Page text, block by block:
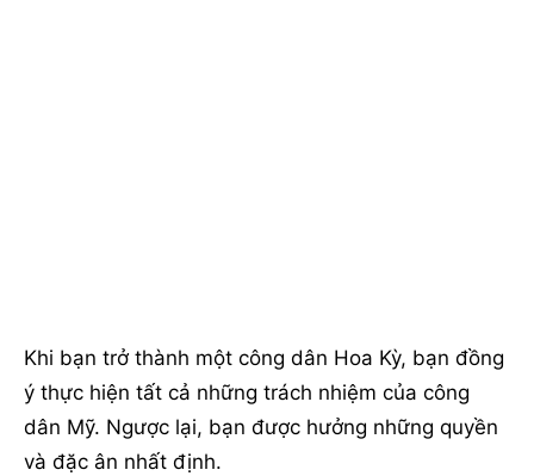
Khi bạn trở thành một công dân Hoa Kỳ, bạn đồng
ý thực hiện tất cả những trách nhiệm của công
dân Mỹ. Ngược lại, bạn được hưởng những quyền
và đặc ân nhất định.